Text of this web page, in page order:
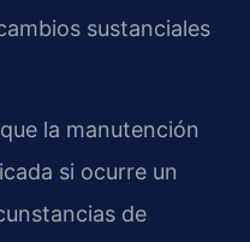
sustanciales
la manutención
si ocurre un
de